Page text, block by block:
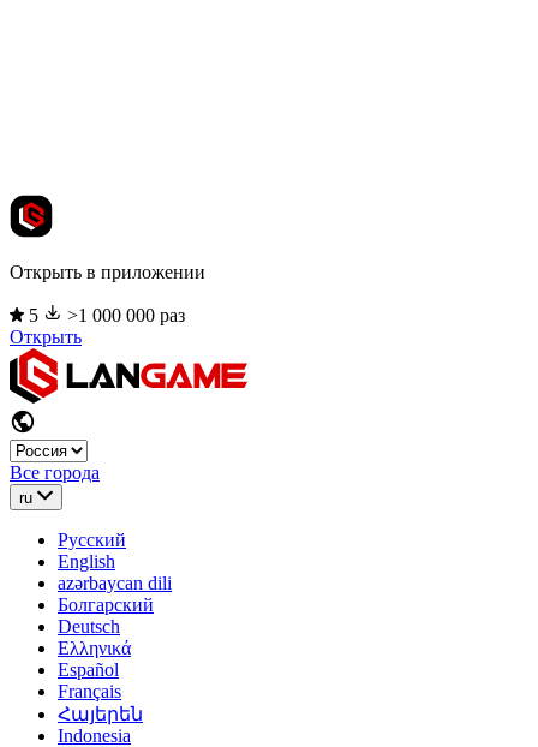
Открыть в приложении
5
>1 000 000 раз
Открыть
Все города
ru
Русский
English
azərbaycan dili
Болгарский
Deutsch
Ελληνικά
Español
Français
Հայերեն
Indonesia